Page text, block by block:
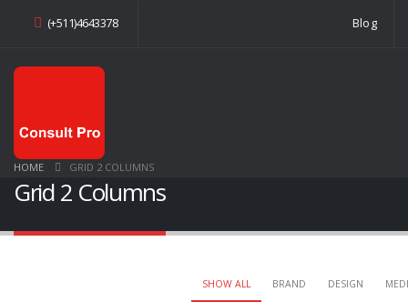
(+511)4643378 Blog
HOME GRID 2 COLUMNS
Grid 2 Columns
SHOW ALL BRAND DESIGN